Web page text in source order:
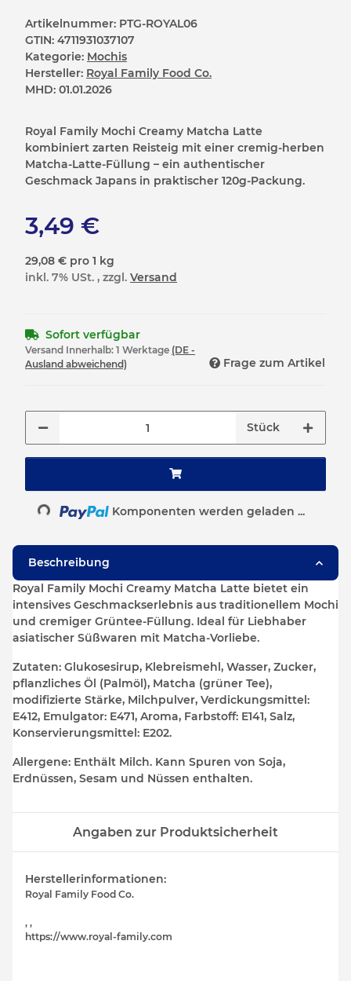
Artikelnummer: PTG-ROYAL06
GTIN: 4711931037107
Kategorie: Mochis
Hersteller: Royal Family Food Co.
MHD: 01.01.2026
Royal Family Mochi Creamy Matcha Latte
kombiniert zarten Reisteig mit einer cremig-herben
Matcha-Latte-Füllung – ein authentischer
Geschmack Japans in praktischer 120g-Packung.
3,49 €
29,08 € pro 1 kg
inkl. 7% USt. , zzgl. Versand
Sofort verfügbar
Versand Innerhalb: 1 Werktage (DE -
Ausland abweichend)
Frage zum Artikel
Stück
Loading... Komponenten werden geladen ...
Beschreibung
Royal Family Mochi Creamy Matcha Latte bietet ein
intensives Geschmackserlebnis aus traditionellem Mochi
und cremiger Grüntee-Füllung. Ideal für Liebhaber
asiatischer Süßwaren mit Matcha-Vorliebe.
Zutaten: Glukosesirup, Klebreismehl, Wasser, Zucker,
pflanzliches Öl (Palmöl), Matcha (grüner Tee),
modifizierte Stärke, Milchpulver, Verdickungsmittel:
E412, Emulgator: E471, Aroma, Farbstoff: E141, Salz,
Konservierungsmittel: E202.
Allergene: Enthält Milch. Kann Spuren von Soja,
Erdnüssen, Sesam und Nüssen enthalten.
Angaben zur Produktsicherheit
Herstellerinformationen:
Royal Family Food Co.
, ,
https://www.royal-family.com